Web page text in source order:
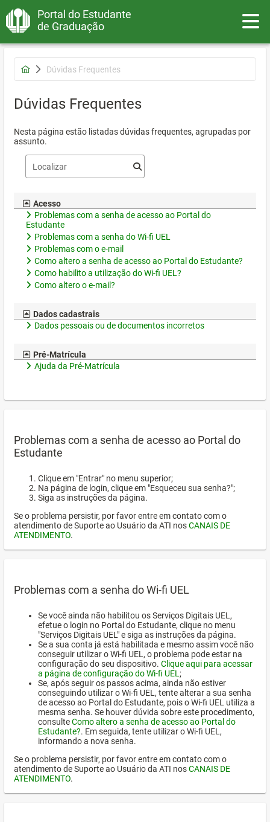
Portal do Estudante
de Graduação
Dúvidas Frequentes
Dúvidas Frequentes
Nesta página estão listadas dúvidas frequentes, agrupadas por
assunto.
Acesso
Problemas com a senha de acesso ao Portal do
Estudante
Problemas com a senha do Wi-fi UEL
Problemas com o e-mail
Como altero a senha de acesso ao Portal do Estudante?
Como habilito a utilização do Wi-fi UEL?
Como altero o e-mail?
Dados cadastrais
Dados pessoais ou de documentos incorretos
Pré-Matrícula
Ajuda da Pré-Matrícula
Problemas com a senha de acesso ao Portal do
Estudante
Clique em "Entrar" no menu superior;
Na página de login, clique em "Esqueceu sua senha?";
Siga as instruções da página.
Se o problema persistir, por favor entre em contato com o
atendimento de Suporte ao Usuário da ATI nosCANAIS DE
ATENDIMENTO.
Problemas com a senha do Wi-fi UEL
Se você ainda não habilitou os Serviços Digitais UEL,
efetue o login no Portal do Estudante, clique no menu
"Serviços Digitais UEL" e siga as instruções da página.
Se a sua conta já está habilitada e mesmo assim você não
conseguir utilizar o Wi-fi UEL, o problema pode estar na
configuração do seu dispositivo. Clique aqui para acessar
a página de configuração do Wi-fi UEL ;
Se, após seguir os passos acima, ainda não estiver
conseguindo utilizar o Wi-fi UEL, tente alterar a sua senha
de acesso ao Portal do Estudante, pois o Wi-fi UEL utiliza a
mesma senha. Se houver dúvida sobre este procedimento,
consulteComo altero a senha de acesso ao Portal do
Estudante?. Em seguida, tente utilizar o Wi-fi UEL,
informando a nova senha.
Se o problema persistir, por favor entre em contato com o
atendimento de Suporte ao Usuário da ATI nosCANAIS DE
ATENDIMENTO.